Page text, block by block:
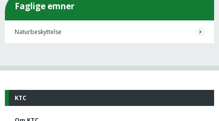
Faglige emner
Naturbeskyttelse
KTC